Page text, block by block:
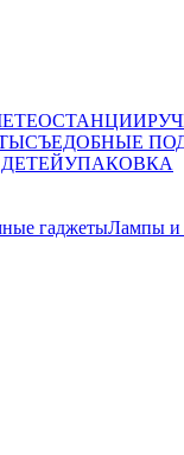
СЪЕДОБНЫЕ
УПАКОВКА
гаджетыЛампы и